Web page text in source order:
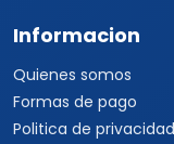
Informacion
Quienes somos
Formas de pago
Politica de privacidad